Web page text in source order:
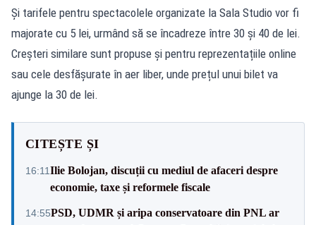
Și tarifele pentru spectacolele organizate la Sala Studio vor fi
majorate cu 5 lei, urmând să se încadreze între 30 și 40 de lei.
Creșteri similare sunt propuse și pentru reprezentațiile online
sau cele desfășurate în aer liber, unde prețul unui bilet va
ajunge la 30 de lei.
CITEȘTE ȘI
16:11Ilie Bolojan, discuții cu mediul de afaceri despre
economie, taxe și reformele fiscale
14:55PSD, UDMR și aripa conservatoare din PNL ar